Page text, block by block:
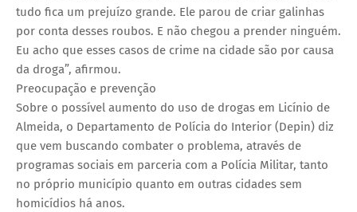
tudo fica um prejuízo grande. Ele parou de criar galinhas
por conta desses roubos. E não chegou a prender ninguém.
Eu acho que esses casos de crime na cidade são por causa
da droga”, afirmou.
Preocupação e prevenção
Sobre o possível aumento do uso de drogas em Licínio de
Almeida, o Departamento de Polícia do Interior (Depin) diz
que vem buscando combater o problema, através de
programas sociais em parceria com a Polícia Militar, tanto
no próprio município quanto em outras cidades sem
homicídios há anos.